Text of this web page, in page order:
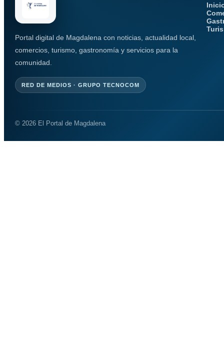
Portal digital de Magdalena con noticias, actualidad local,
comercios, turismo, gastronomía y servicios para la
comunidad.
RED DE MEDIOS · GRUPO TECNOCOM
© 2026 El Portal de Magdalena